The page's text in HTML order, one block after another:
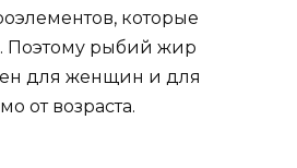
которые
Поэтому рыбий жир
для женщин и для
от возраста.